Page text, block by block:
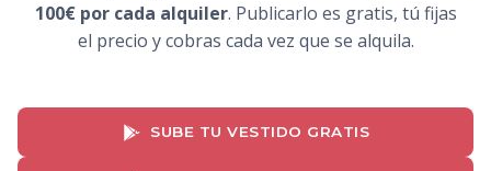
100€ por cada alquiler. Publicarlo es gratis, tú fijas
el precio y cobras cada vez que se alquila.
SUBE TU VESTIDO GRATIS